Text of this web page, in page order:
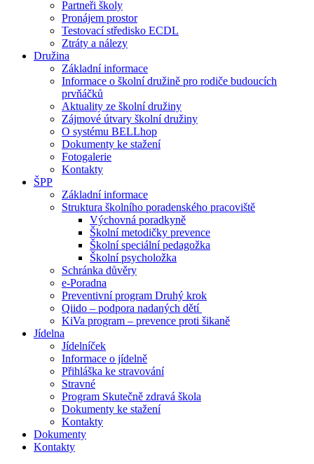
Partneři školy
Pronájem prostor
Testovací středisko ECDL
Ztráty a nálezy
Družina
Základní informace
Informace o školní družině pro rodiče budoucích
prvňáčků
Aktuality ze školní družiny
Zájmové útvary školní družiny
O systému BELLhop
Dokumenty ke stažení
Fotogalerie
Kontakty
ŠPP
Základní informace
Struktura školního poradenského pracoviště
Výchovná poradkyně
Školní metodičky prevence
Školní speciální pedagožka
Školní psycholožka
Schránka důvěry
e-Poradna
Preventivní program Druhý krok
Qiido – podpora nadaných dětí
KiVa program – prevence proti šikaně
Jídelna
Jídelníček
Informace o jídelně
Přihláška ke stravování
Stravné
Program Skutečně zdravá škola
Dokumenty ke stažení
Kontakty
Dokumenty
Kontakty